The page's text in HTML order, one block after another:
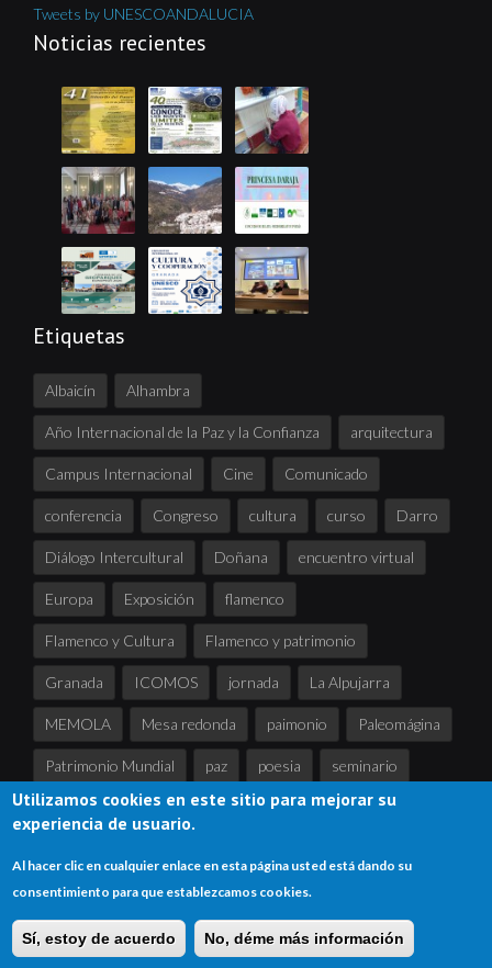
Tweets by UNESCOANDALUCIA
Noticias recientes
Etiquetas
Albaicín Alhambra
Año Internacional de la Paz y la Confianza arquitectura
Campus Internacional Cine Comunicado
conferencia Congreso cultura curso Darro
Diálogo Intercultural Doñana encuentro virtual
Europa Exposición flamenco
Flamenco y Cultura Flamenco y patrimonio
Granada ICOMOS jornada La Alpujarra
MEMOLA Mesa redonda paimonio Paleomágina
Patrimonio Mundial paz poesia seminario
Sierra Nevada tertulia UNESCO
Inicio
Mapa del sitio Enlaces Contacta Accede
Utilizamos cookies en este sitio para mejorar su
experiencia de usuario.
Al hacer clic en cualquier enlace en esta página usted está dando su
consentimiento para que establezcamos cookies.
Sí, estoy de acuerdo No, déme más información